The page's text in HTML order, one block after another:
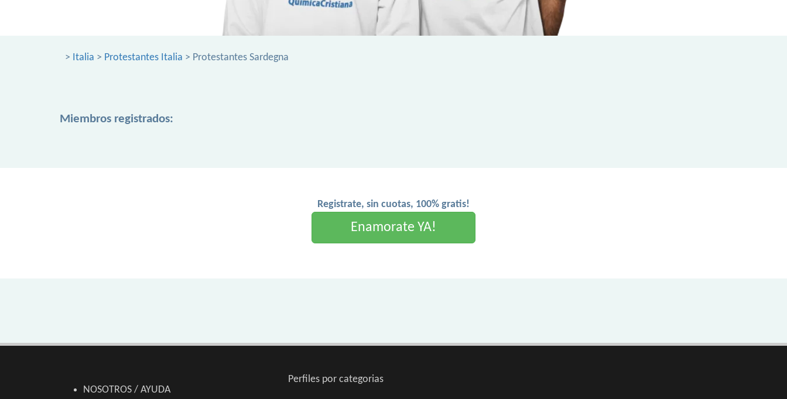
> Italia > Protestantes Italia > Protestantes Sardegna
Miembros registrados:
Registrate, sin cuotas, 100% gratis!
Enamorate YA!
NOSOTROS / AYUDA
Perfiles por categorias